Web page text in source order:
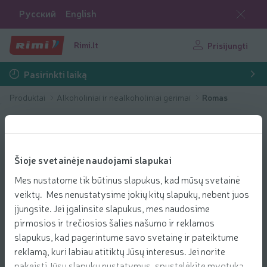
Šioje svetainėje naudojami slapukai
Mes nustatome tik būtinus slapukus, kad mūsų svetainė
veiktų. Mes nenustatysime jokių kitų slapukų, nebent juos
įjungsite. Jei įgalinsite slapukus, mes naudosime
pirmosios ir trečiosios šalies našumo ir reklamos
slapukus, kad pagerintume savo svetainę ir pateiktume
reklamą, kuri labiau atitiktų Jūsų interesus. Jei norite
Русский English
Rimi.lt Prisijungti
Pasirinkti laiką
Produktai Alkoholiniai ir nealkoholiniai gėrimai Romas